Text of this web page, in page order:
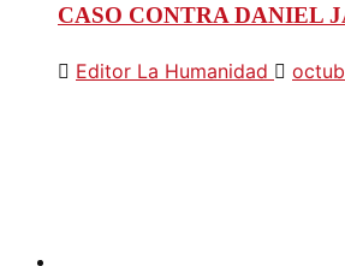
CASO CONTRA DANIEL
Editor La Humanidad